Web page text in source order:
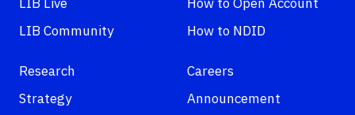
LIB Community
How to NDID
Research
Strategy
Careers
Announcement